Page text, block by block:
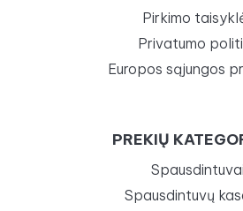
Pirkimo
Privatumo
Europos sąjungos
PREKIŲ
Spausdintuvai
Spausdintuvų